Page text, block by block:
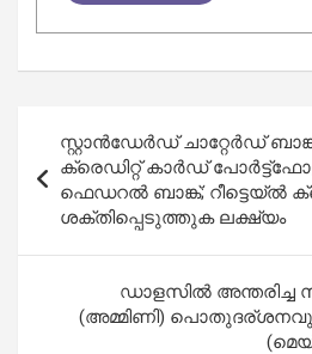
navigation
സ്റ്റാൻഡേർഡ് ചാറ്റേർഡ്
ക്രെഡിറ്റ് കാർഡ്
ഫെഡറൽ ബാങ്ക്; റീട്ടെയ്ൽ
ശക്തിപ്പെടുത്തുക ലക്ഷ്യം
ഡാളസിൽ അന്തരിച്ച
(അമ്മിണി)